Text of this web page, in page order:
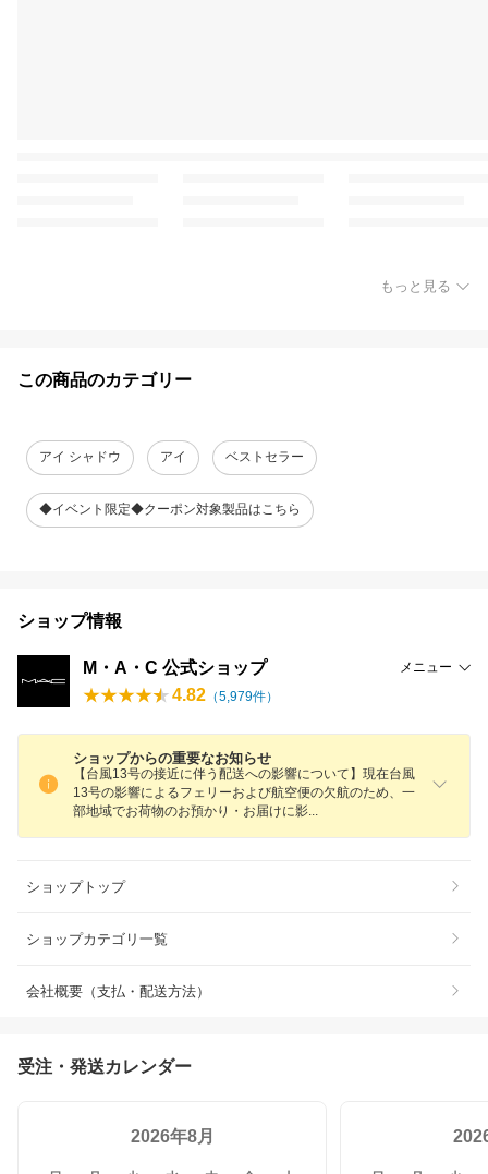
もっと見る
この商品のカテゴリー
アイ シャドウ アイ ベストセラー
◆イベント限定◆クーポン対象製品はこちら
ショップ情報
M・A・C 公式ショップ メニュー
4.82 （5,979件）
ショップからの重要なお知らせ
【台風13号の接近に伴う配送への影響について】現在台風
13号の影響によるフェリーおよび航空便の欠航のため、一
部地域でお荷物のお預かり・お届けに影
ショップトップ
ショップカテゴリ一覧
会社概要（支払・配送方法）
受注・発送カレンダー
2026年8月